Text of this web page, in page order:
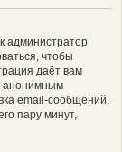
администратор
чтобы
даёт вам
анонимным
email-сообщений,
пару минут,